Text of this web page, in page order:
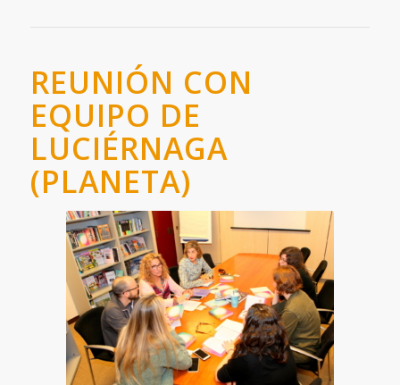
REUNIÓN CON
EQUIPO DE
LUCIÉRNAGA
(PLANETA)